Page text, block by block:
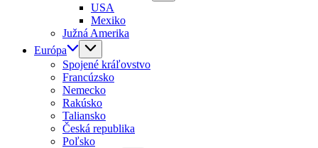
USA
Mexiko
Južná Amerika
Európa
Spojené kráľovstvo
Francúzsko
Nemecko
Rakúsko
Taliansko
Česká republika
Poľsko